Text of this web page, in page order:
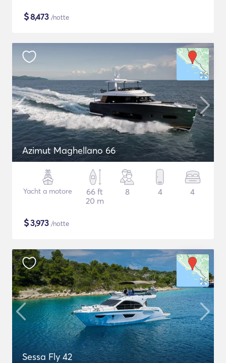
$8,473 /notte
Azimut Maghellano 66
Yacht a motore
66 ft
20 m
8 4 4
$3,973 /notte
Sessa Fly 42